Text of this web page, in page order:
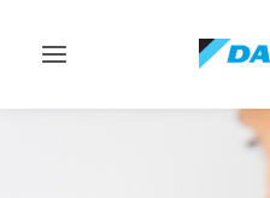
Afficher/masquer